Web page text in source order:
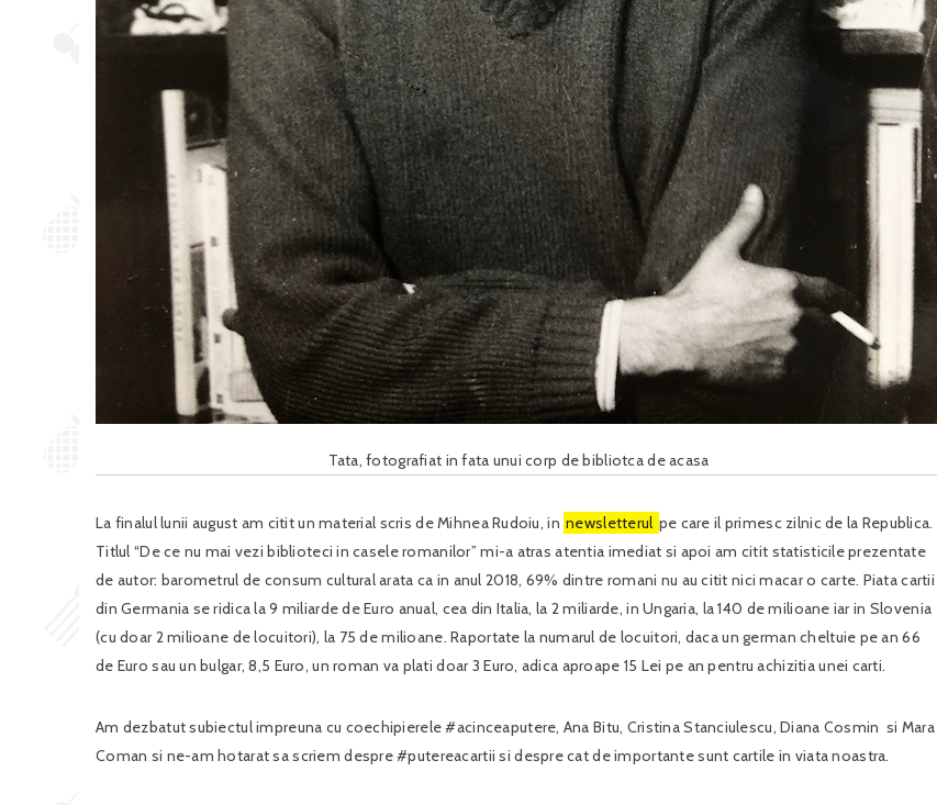
Tata, fotografiat in fata unui corp de bibliotca de acasa
La finalul lunii august am citit un material scris de Mihnea Rudoiu, in newsletterul pe care il primesc zilnic de la Republica.
Titlul “De ce nu mai vezi biblioteci in casele romanilor” mi-a atras atentia imediat si apoi am citit statisticile prezentate
de autor: barometrul de consum cultural arata ca in anul 2018, 69% dintre romani nu au citit nici macar o carte. Piata cartii
din Germania se ridica la 9 miliarde de Euro anual, cea din Italia, la 2 miliarde, in Ungaria, la 140 de milioane iar in Slovenia
(cu doar 2 milioane de locuitori), la 75 de milioane. Raportate la numarul de locuitori, daca un german cheltuie pe an 66
de Euro sau un bulgar, 8,5 Euro, un roman va plati doar 3 Euro, adica aproape 15 Lei pe an pentru achizitia unei carti.
Am dezbatut subiectul impreuna cu coechipierele #acinceaputere, Ana Bitu, Cristina Stanciulescu, Diana Cosmin si Mara
Coman si ne-am hotarat sa scriem despre #putereacartii si despre cat de importante sunt cartile in viata noastra.